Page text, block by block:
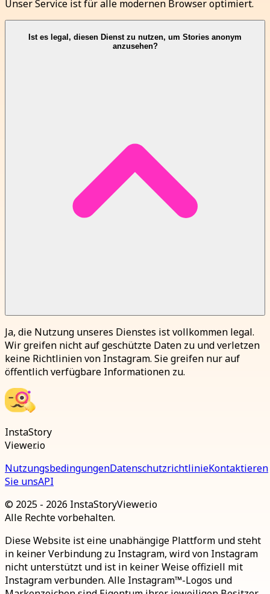
Unser Service ist für alle modernen Browser optimiert.
Ist es legal, diesen Dienst zu nutzen, um Stories anonym
anzusehen?
Ja, die Nutzung unseres Dienstes ist vollkommen legal.
Wir greifen nicht auf geschützte Daten zu und verletzen
keine Richtlinien von Instagram. Sie greifen nur auf
öffentlich verfügbare Informationen zu.
InstaStory
Viewer.io
NutzungsbedingungenDatenschutzrichtlinieKontaktieren
Sie unsAPI
© 2025 - 2026 InstaStoryViewer.io
Alle Rechte vorbehalten.
Diese Website ist eine unabhängige Plattform und steht
in keiner Verbindung zu Instagram, wird von Instagram
nicht unterstützt und ist in keiner Weise offiziell mit
Instagram verbunden. Alle Instagram™-Logos und